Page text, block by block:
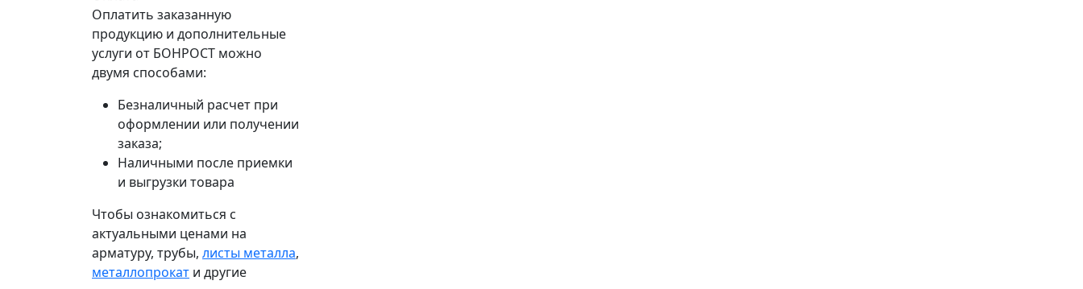
Оплатить заказанную
продукцию и дополнительные
услуги от БОНРОСТ можно
двумя способами:
Безналичный расчет при
оформлении или получении
заказа;
Наличными после приемки
и выгрузки товара
Чтобы ознакомиться с
актуальными ценами на
арматуру, трубы, листы металла,
металлопрокат и другие